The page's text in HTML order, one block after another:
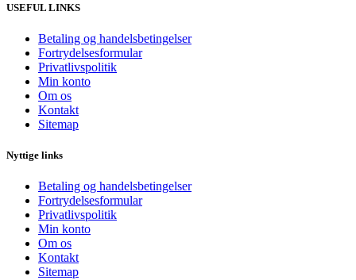
USEFUL LINKS
Betaling og handelsbetingelser
Fortrydelsesformular
Privatlivspolitik
Min konto
Om os
Kontakt
Sitemap
Nyttige links
Betaling og handelsbetingelser
Fortrydelsesformular
Privatlivspolitik
Min konto
Om os
Kontakt
Sitemap